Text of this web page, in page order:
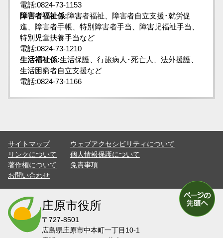
電話:0824-73-1153
障害者福祉係:障害者福祉、障害者自立支援･就労促
進、障害者手帳、特別障害者手当、障害児福祉手当、
特別児童扶養手当など
電話:0824-73-1210
生活福祉係:生活保護、行旅病人･死亡人、法外援護、
生活困窮者自立支援など
電話:0824-73-1166
サイトマップ
ウェブアクセシビリティについて
リンクについて
個人情報保護について
著作権について
免責事項
お問い合わせ
庄原市役所
〒727-8501
広島県庄原市中本町一丁目10-1